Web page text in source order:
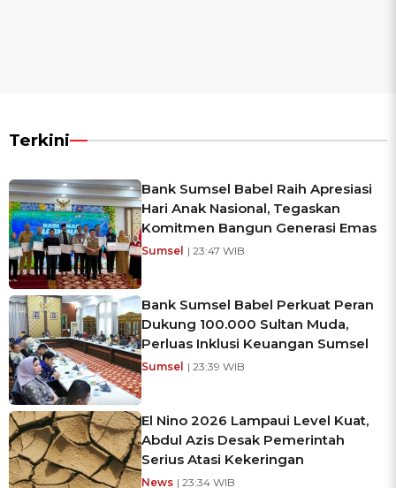
Terkini
Bank Sumsel Babel Raih Apresiasi
Hari Anak Nasional, Tegaskan
Komitmen Bangun Generasi Emas
Sumsel | 23:47 WIB
Bank Sumsel Babel Perkuat Peran
Dukung 100.000 Sultan Muda,
Perluas Inklusi Keuangan Sumsel
Sumsel | 23:39 WIB
El Nino 2026 Lampaui Level Kuat,
Abdul Azis Desak Pemerintah
Serius Atasi Kekeringan
News | 23:34 WIB